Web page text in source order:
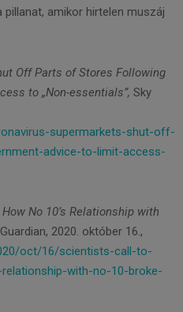
amikor hirtelen muszáj
Off Parts of Stores Following
to „Non-essentials”, Sky
supermarkets-shut-off-
advice-to-limit-access-
How No 10’s Relationship with
2020. október 16.,
oct/16/scientists-call-to-
with-no-10-broke-